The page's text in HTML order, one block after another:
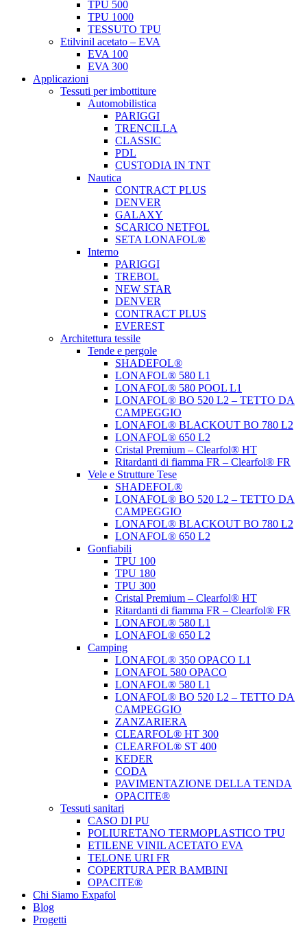
TPU 500
TPU 1000
TESSUTO TPU
Etilvinil acetato – EVA
EVA 100
EVA 300
Applicazioni
Tessuti per imbottiture
Automobilistica
PARIGGI
TRENCILLA
CLASSIC
PDL
CUSTODIA IN TNT
Nautica
CONTRACT PLUS
DENVER
GALAXY
SCARICO NETFOL
SETA LONAFOL®
Interno
PARIGGI
TREBOL
NEW STAR
DENVER
CONTRACT PLUS
EVEREST
Architettura tessile
Tende e pergole
SHADEFOL®
LONAFOL® 580 L1
LONAFOL® 580 POOL L1
LONAFOL® BO 520 L2 – TETTO DA
CAMPEGGIO
LONAFOL® BLACKOUT BO 780 L2
LONAFOL® 650 L2
Cristal Premium – Clearfol® HT
Ritardanti di fiamma FR – Clearfol® FR
Vele e Strutture Tese
SHADEFOL®
LONAFOL® BO 520 L2 – TETTO DA
CAMPEGGIO
LONAFOL® BLACKOUT BO 780 L2
LONAFOL® 650 L2
Gonfiabili
TPU 100
TPU 180
TPU 300
Cristal Premium – Clearfol® HT
Ritardanti di fiamma FR – Clearfol® FR
LONAFOL® 580 L1
LONAFOL® 650 L2
Camping
LONAFOL® 350 OPACO L1
LONAFOL 580 OPACO
LONAFOL® 580 L1
LONAFOL® BO 520 L2 – TETTO DA
CAMPEGGIO
ZANZARIERA
CLEARFOL® HT 300
CLEARFOL® ST 400
KEDER
CODA
PAVIMENTAZIONE DELLA TENDA
OPACITE®
Tessuti sanitari
CASO DI PU
POLIURETANO TERMOPLASTICO TPU
ETILENE VINIL ACETATO EVA
TELONE URI FR
COPERTURA PER BAMBINI
OPACITE®
Chi Siamo Expafol
Blog
Progetti